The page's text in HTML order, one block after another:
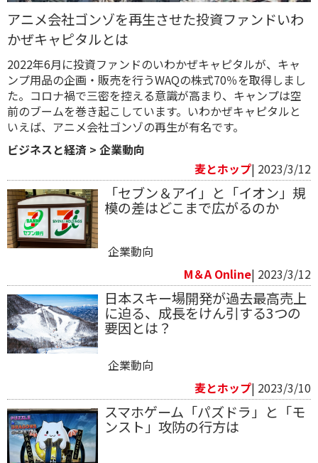
アニメ会社ゴンゾを再生させた投資ファンドいわ
かぜキャピタルとは
2022年6月に投資ファンドのいわかぜキャピタルが、キャ
ンプ用品の企画・販売を行うWAQの株式70％を取得しまし
た。コロナ禍で三密を控える意識が高まり、キャンプは空
前のブームを巻き起こしています。いわかぜキャピタルと
いえば、アニメ会社ゴンゾの再生が有名です。
ビジネスと経済 > 企業動向
麦とホップ| 2023/3/12
「セブン＆アイ」と「イオン」規
模の差はどこまで広がるのか
企業動向
M＆A Online| 2023/3/12
日本スキー場開発が過去最高売上
に迫る、成長をけん引する3つの
要因とは？
企業動向
麦とホップ| 2023/3/10
スマホゲーム「パズドラ」と「モ
ンスト」攻防の行方は